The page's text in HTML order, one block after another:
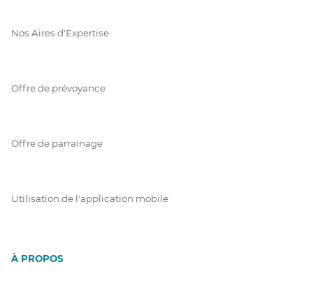
Nos Aires d'Expertise
Offre de prévoyance
Offre de parrainage
Utilisation de l'application mobile
À PROPOS